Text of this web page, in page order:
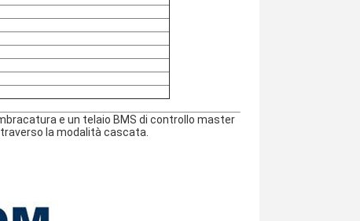
e un telaio BMS di controllo master
la modalità cascata.